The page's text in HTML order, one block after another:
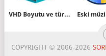
VHD Boyutu ve türü nasıl değiştirilir
COPYRIGHT © 2006-2026